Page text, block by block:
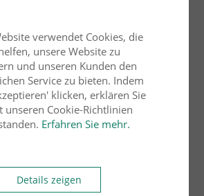
weitere Blog-
Arbeitsrecht
Erbrecht
verwendet Cookies, die
unsere Website zu
und unseren Kunden den
Service zu bieten. Indem
klicken, erklären Sie
unseren Cookie-Richtlinien
Erfahren Sie mehr.
Details zeigen